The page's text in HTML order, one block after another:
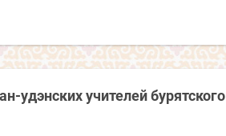
удэнских учителей бурятского